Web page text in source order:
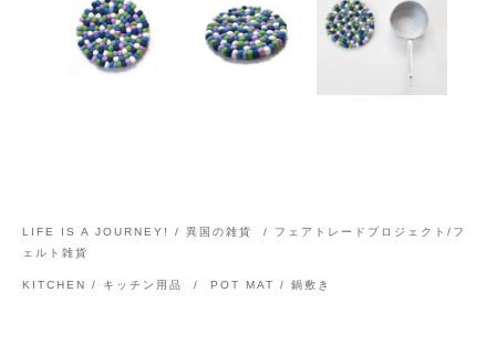
LIFE IS A JOURNEY! / 異国の雑貨 /
フェアトレードプロジェクト/フ
ェルト雑貨
KITCHEN / キッチン用品 / POT MAT / 鍋敷き